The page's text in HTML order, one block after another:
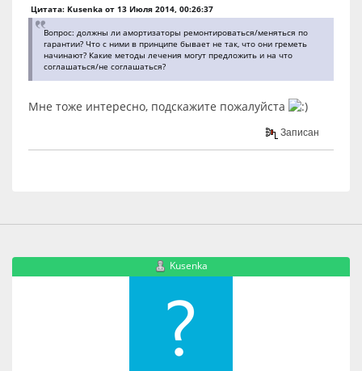
Цитата: Kusenka от 13 Июля 2014, 00:26:37
Вопрос: должны ли амортизаторы ремонтироваться/меняться по
гарантии? Что с ними в принципе бывает не так, что они греметь
начинают? Какие методы лечения могут предложить и на что
соглашаться/не соглашаться?
Мне тоже интересно, подскажите пожалуйста
Записан
Kusenka